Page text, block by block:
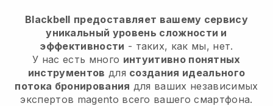
Blackbell предоставляет вашему сервису
уникальный уровень сложности и
эффективности - таких, как мы, нет.
У нас есть много интуитивно понятных
инструментов для создания идеального
потока бронирования для ваших независимых
экспертов magento всего вашего смартфона.